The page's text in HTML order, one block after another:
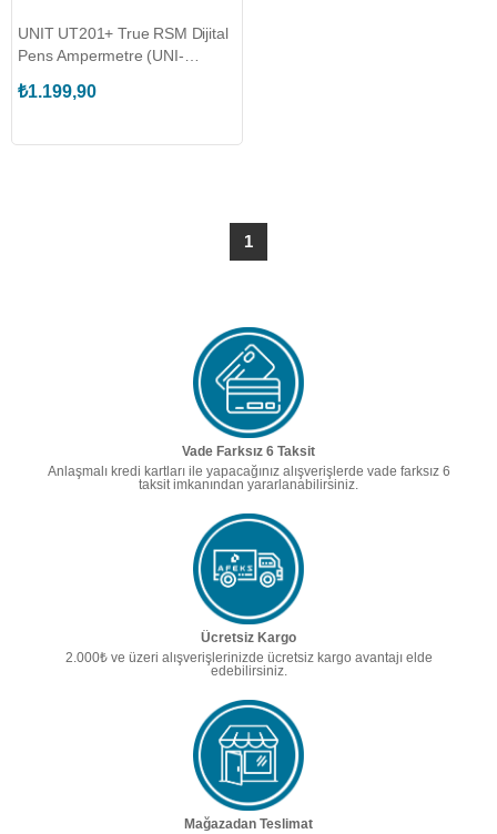
UNIT UT201+ True RSM Dijital
Pens Ampermetre (UNI-
₺1.199,90
1
Vade Farksız 6 Taksit
Anlaşmalı kredi kartları ile yapacağınız alışverişlerde vade farksız 6
taksit imkanından yararlanabilirsiniz.
Ücretsiz Kargo
2.000₺ ve üzeri alışverişlerinizde ücretsiz kargo avantajı elde
edebilirsiniz.
Mağazadan Teslimat